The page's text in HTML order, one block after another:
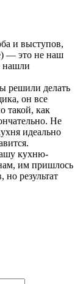
и выступов,
— это не наш
нашли
решили делать
он все
такой, как
Не
идеально
кухню-
им пришлось
результат